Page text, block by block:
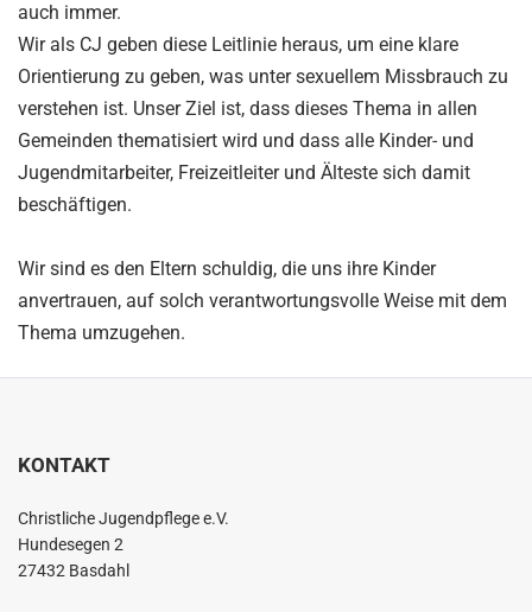
auch immer.
Wir als CJ geben diese Leitlinie heraus, um eine klare
Orientierung zu geben, was unter sexuellem Missbrauch zu
verstehen ist. Unser Ziel ist, dass dieses Thema in allen
Gemeinden thematisiert wird und dass alle Kinder- und
Jugendmitarbeiter, Freizeitleiter und Älteste sich damit
beschäftigen.
Wir sind es den Eltern schuldig, die uns ihre Kinder
anvertrauen, auf solch verantwortungsvolle Weise mit dem
Thema umzugehen.
KONTAKT
Christliche Jugendpflege e.V.
Hundesegen 2
27432 Basdahl